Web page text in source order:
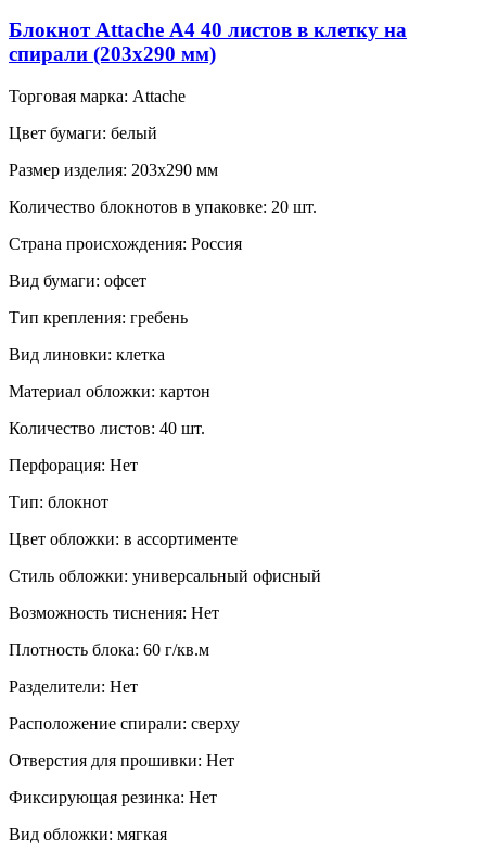
Блокнот Attache А4 40 листов в клетку на
спирали (203х290 мм)
Торговая марка: Attache
Цвет бумаги: белый
Размер изделия: 203x290 мм
Количество блокнотов в упаковке: 20 шт.
Страна происхождения: Россия
Вид бумаги: офсeт
Тип крепления: гребень
Вид линовки: клетка
Материал обложки: картон
Количество листов: 40 шт.
Перфорация: Нет
Тип: блокнот
Цвет обложки: в ассортименте
Стиль обложки: универсальный офисный
Возможность тиснения: Нет
Плотность блока: 60 г/кв.м
Разделители: Нет
Расположение спирали: сверху
Отверстия для прошивки: Нет
Фиксирующая резинка: Нет
Вид обложки: мягкая